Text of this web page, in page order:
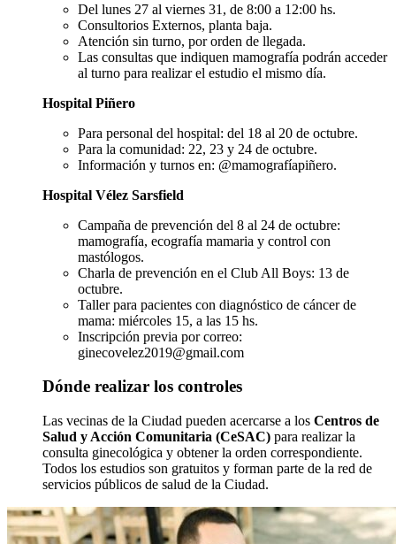
Del lunes 27 al viernes 31, de 8:00 a 12:00 hs.
Consultorios Externos, planta baja.
Atención sin turno, por orden de llegada.
Las consultas que indiquen mamografía podrán acceder
al turno para realizar el estudio el mismo día.
Hospital Piñero
Para personal del hospital: del 18 al 20 de octubre.
Para la comunidad: 22, 23 y 24 de octubre.
Información y turnos en: @mamografíapiñero.
Hospital Vélez Sarsfield
Campaña de prevención del 8 al 24 de octubre:
mamografía, ecografía mamaria y control con
mastólogos.
Charla de prevención en el Club All Boys: 13 de
octubre.
Taller para pacientes con diagnóstico de cáncer de
mama: miércoles 15, a las 15 hs.
Inscripción previa por correo:
ginecovelez2019@gmail.com
Dónde realizar los controles
Las vecinas de la Ciudad pueden acercarse a los Centros de
Salud y Acción Comunitaria (CeSAC) para realizar la
consulta ginecológica y obtener la orden correspondiente.
Todos los estudios son gratuitos y forman parte de la red de
servicios públicos de salud de la Ciudad.